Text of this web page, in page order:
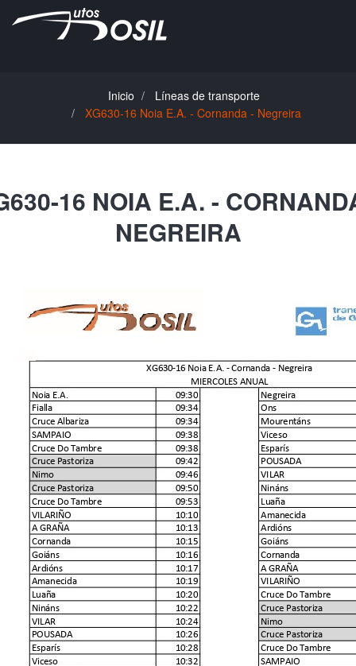
Inicio
Líneas de transporte
XG630-16 Noia E.A. - Cornanda - Negreira
16 NOIA E.A. -
NEGREIRA